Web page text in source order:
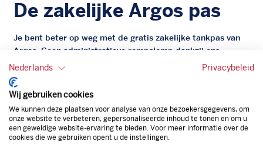
De zakelijke Argos pas
Je bent beter op weg met de gratis zakelijke tankpas van
Argos. Geen administratieve rompslomp dankzij ons
digitale facturatiesysteem dat automatisch alles bijhoudt.
Zo bespaar je dus tijd, geld en energie.
Onze tankpas is super flexibel, zo geniet je van het gemak
van een flexibele limiet, zit je niet vast aan een contract en
bepaal je zelf of er wel of geen andere producten dan
brandstof mee betaalt kunnen worden.
Nederlands Privacybeleid
Wij gebruiken cookies
We kunnen deze plaatsen voor analyse van onze bezoekersgegevens, om
onze website te verbeteren, gepersonaliseerde inhoud te tonen en om u
een geweldige website-ervaring te bieden. Voor meer informatie over de
cookies die we gebruiken opent u de instellingen.